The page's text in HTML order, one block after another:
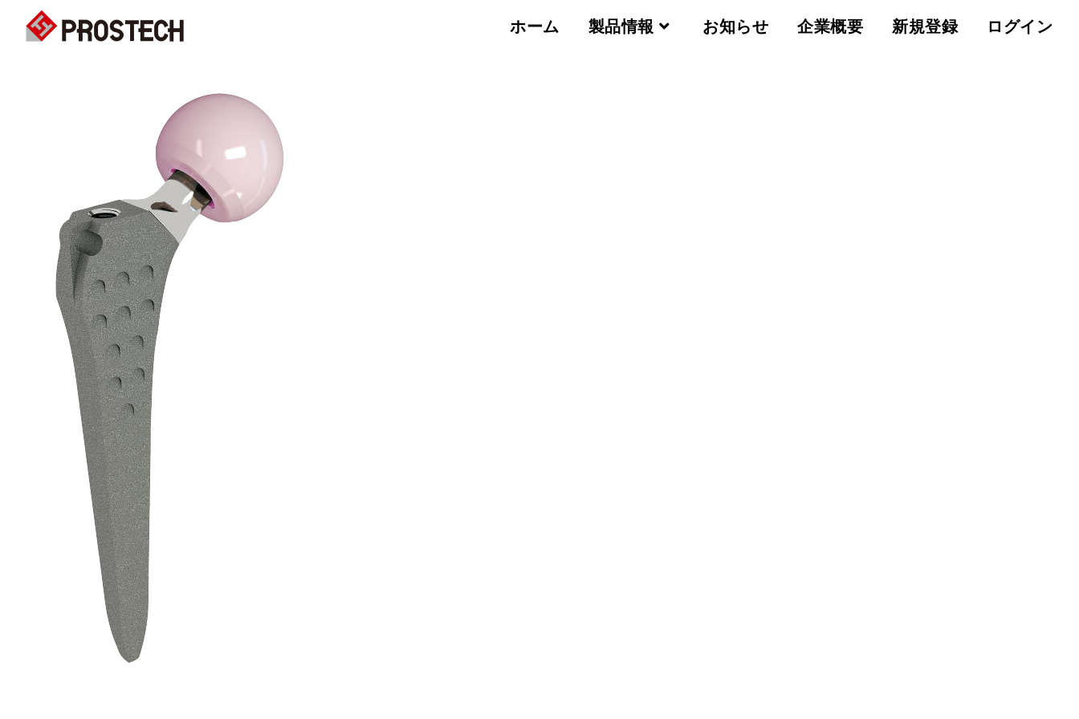
ホーム 製品情報 お知らせ 企業概要 新規登録 ログイン